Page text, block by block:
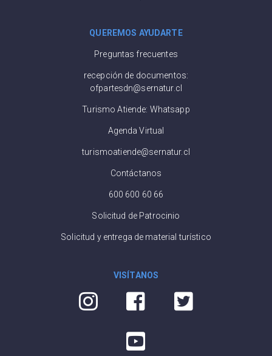
QUEREMOS AYUDARTE
Preguntas frecuentes
recepción de documentos:
ofpartesdn@sernatur.cl
Turismo Atiende: Whatsapp
Agenda Virtual
turismoatiende@sernatur.cl
Contáctanos
600 600 60 66
Solicitud de Patrocinio
Solicitud y entrega de material turístico
VISÍTANOS